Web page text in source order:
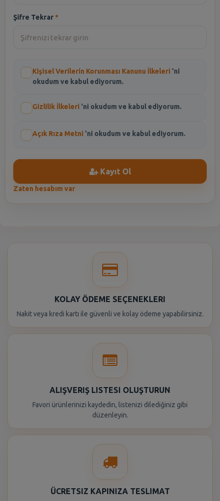
Şifre Tekrar
Kişisel Verilerin Korunması Kanunu İlkeleri 'ni
okudum ve kabul ediyorum.
Gizlilik İlkeleri 'ni okudum ve kabul ediyorum.
Açık Rıza Metni 'ni okudum ve kabul ediyorum.
Zaten hesabım var
Kayıt Ol
KOLAY ÖDEME SEÇENEKLERI
Nakit veya kredi kartı ile güvenli ve kolay ödeme yapabilirsiniz.
ALIŞVERIŞ LISTESI OLUŞTURUN
Favori ürünlerinizi kaydedin, listenizi dilediğiniz gibi
düzenleyin.
ÜCRETSIZ KAPINIZA TESLIMAT